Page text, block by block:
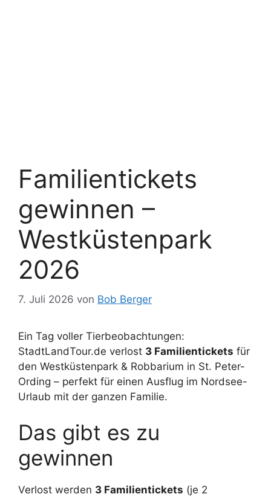
Familientickets
gewinnen –
Westküstenpark
2026
7. Juli 2026 von Bob Berger
Ein Tag voller Tierbeobachtungen:
StadtLandTour.de verlost 3 Familientickets für
den Westküstenpark & Robbarium in St. Peter-
Ording – perfekt für einen Ausflug im Nordsee-
Urlaub mit der ganzen Familie.
Das gibt es zu
gewinnen
Verlost werden 3 Familientickets (je 2